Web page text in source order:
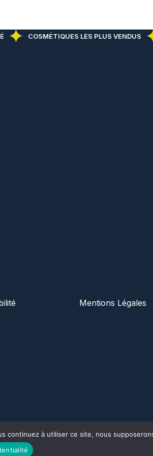
COSMÉTIQUES LES PLUS VENDUS
Mentions Légales
continuez à utiliser ce site, nous